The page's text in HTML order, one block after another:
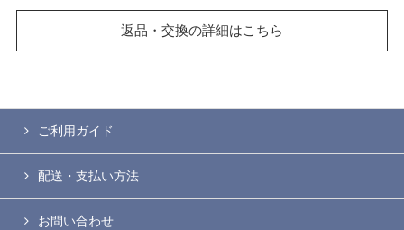
返品・交換の詳細はこちら
ご利用ガイド
配送・支払い方法
お問い合わせ